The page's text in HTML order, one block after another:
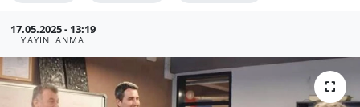
17.05.2025 - 13:19
YAYINLANMA
GÜNDEM
HABERDE İNSAN